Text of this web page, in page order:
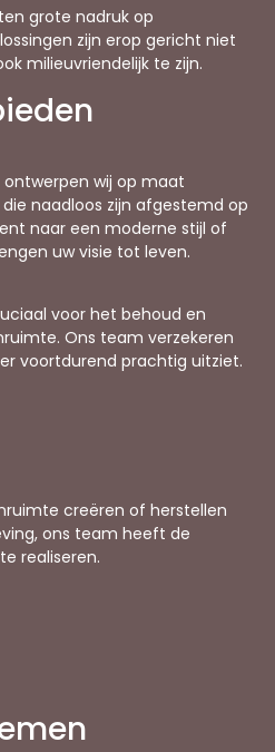
grote nadruk op
zijn erop gericht niet
milieuvriendelijk te zijn.
wij op maat
naadloos zijn afgestemd op
naar een moderne stijl of
uw visie tot leven.
voor het behoud en
Ons team verzekeren
voortdurend prachtig uitziet.
creëren of herstellen
ons team heeft de
realiseren.